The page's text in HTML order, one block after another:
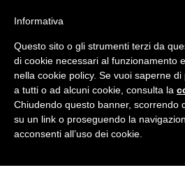
Informativa
Questo sito o gli strumenti terzi da
di cookie necessari al funzionamento
nella cookie policy. Se vuoi saperne
a tutti o ad alcuni cookie, consulta la
Chiudendo questo banner, scorrendo
su un link o proseguendo la
acconsenti all’uso dei cookie.